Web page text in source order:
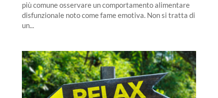
più comune osservare un comportamento alimentare
disfunzionale noto come fame emotiva. Non si tratta di
un...